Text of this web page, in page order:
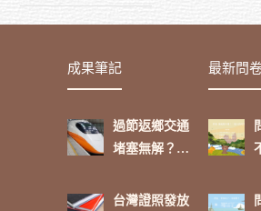
成果筆記
過節返鄉交通
堵塞無解？網
台灣證照發放
最新問